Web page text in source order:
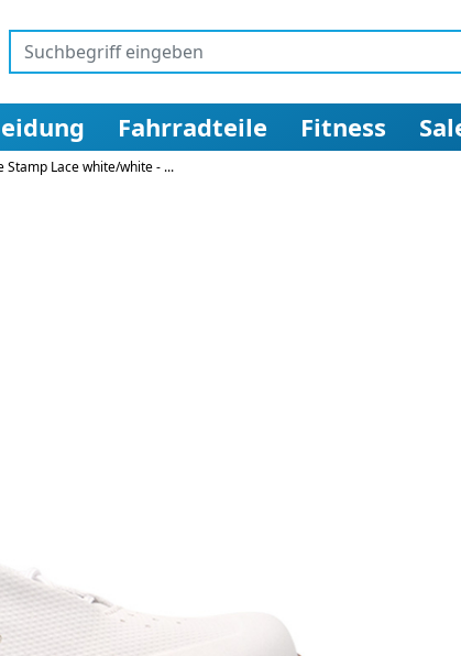
Fahrradteile Fitness
Stamp Lace white/white - ...